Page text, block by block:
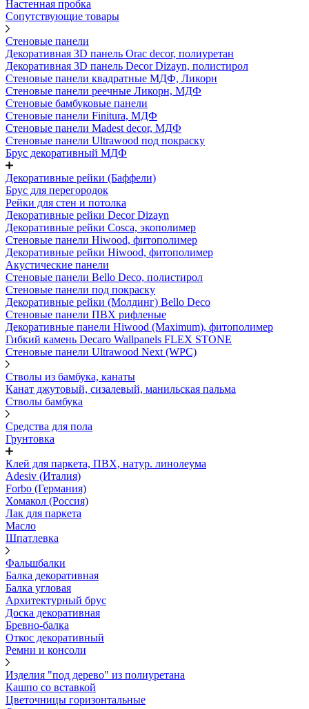
Настенная пробка
Сопутствующие товары
Стеновые панели
Декоративная 3D панель Orac decor, полиуретан
Декоративная 3D панель Decor Dizayn, полистирол
Стеновые панели квадратные МДФ, Ликорн
Стеновые панели реечные Ликорн, МДФ
Стеновые бамбуковые панели
Стеновые панели Finitura, МДФ
Стеновые панели Madest decor, МДФ
Стеновые панели Ultrawood под покраску
Брус декоративный МДФ
Декоративные рейки (Баффели)
Брус для перегородок
Рейки для стен и потолка
Декоративные рейки Decor Dizayn
Декоративные рейки Cosca, экополимер
Стеновые панели Hiwood, фитополимер
Декоративные рейки Hiwood, фитополимер
Акустические панели
Стеновые панели Bello Deco, полистирол
Стеновые панели под покраску
Декоративные рейки (Молдинг) Bello Deco
Стеновые панели ПВХ рифленые
Декоративные панели Hiwood (Maximum), фитополимер
Гибкий камень Decaro Wallpanels FLEX STONE
Стеновые панели Ultrawood Next (WPC)
Стволы из бамбука, канаты
Канат джутовый, сизалевый, манильская пальма
Стволы бамбука
Средства для пола
Грунтовка
Клей для паркета, ПВХ, натур. линолеума
Adesiv (Италия)
Forbo (Германия)
Хомакол (Россия)
Лак для паркета
Масло
Шпатлевка
Фальшбалки
Балка декоративная
Балка угловая
Архитектурный брус
Доска декоративная
Бревно-балка
Откос декоративный
Ремни и консоли
Изделия "под дерево" из полиуретана
Кашпо со вставкой
Цветочницы горизонтальные